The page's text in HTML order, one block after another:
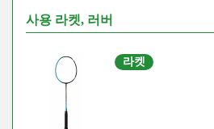
사용 라켓, 러버
라켓